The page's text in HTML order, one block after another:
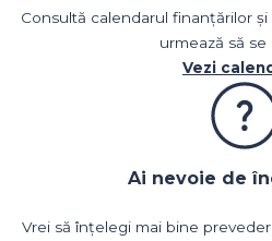
Consultă calendarul finanțărilor
urmează să se
Vezi
Ai nevoie de
Vrei să înțelegi mai bine